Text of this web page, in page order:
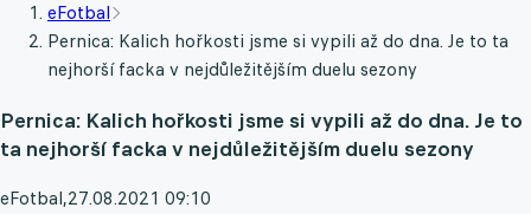
eFotbal
Pernica: Kalich hořkosti jsme si vypili až do dna. Je to ta
nejhorší facka v nejdůležitějším duelu sezony
Pernica: Kalich hořkosti jsme si vypili až do dna. Je to
ta nejhorší facka v nejdůležitějším duelu sezony
eFotbal,27.08.2021 09:10